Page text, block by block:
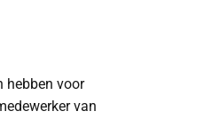
hebben voor
van